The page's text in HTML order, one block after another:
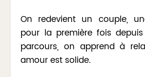
On redevient un couple,
pour la première fois
parcours, on apprend à
amour est solide.